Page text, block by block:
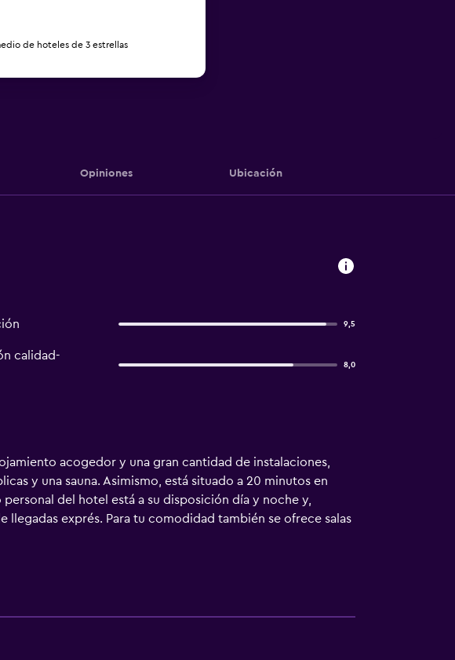
Opiniones Ubicación
9,5
calidad-
8,0
acogedor y una gran cantidad de instalaciones,
y una sauna. Asimismo, está situado a 20 minutos en
del hotel está a su disposición día y noche y,
exprés. Para tu comodidad también se ofrece salas
un secador de pelo y una nevera. Los huéspedes del
ideal para tomar algo por la noche. El desayuno se
de hoteles de 3 estrellas